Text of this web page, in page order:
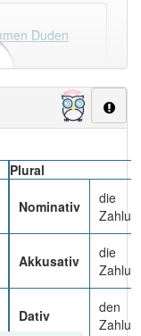
Duden
Plural
Nominativ
die
Akkusativ
die
Dativ
den